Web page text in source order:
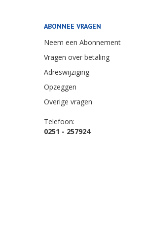
ABONNEE VRAGEN
Neem een Abonnement
Vragen over betaling
Adreswijziging
Opzeggen
Overige vragen
Telefoon:
0251 - 257924